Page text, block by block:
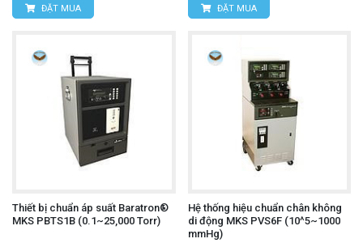
ĐẶT MUA ĐẶT MUA
Thiết bị chuẩn áp suất Baratron®
MKS PBTS1B (0.1~25,000 Torr)
Hệ thống hiệu chuẩn chân không
di động MKS PVS6F (10^5~1000
mmHg)